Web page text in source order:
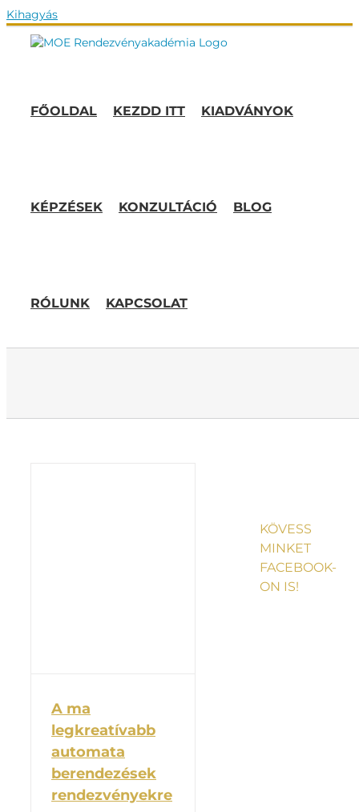
Kihagyás
FŐOLDAL KEZDD ITT KIADVÁNYOK
KÉPZÉSEK KONZULTÁCIÓ BLOG
RÓLUNK KAPCSOLAT
A ma
legkreatívabb
automata
berendezések
rendezvényekre
KÖVESS
MINKET
FACEBOOK-
ON IS!